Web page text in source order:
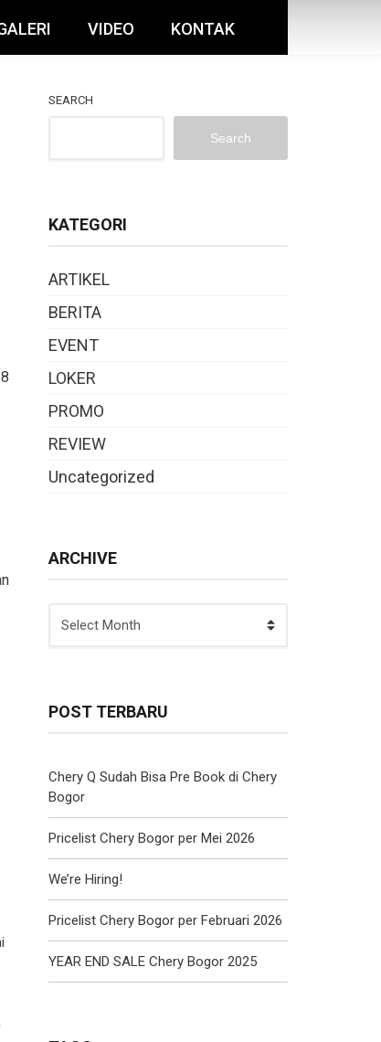
VIDEO KONTAK
SEARCH
Search
KATEGORI
ARTIKEL
BERITA
EVENT
LOKER
PROMO
REVIEW
Uncategorized
ARCHIVE
POST TERBARU
Chery Q Sudah Bisa Pre Book di Chery
Bogor
Pricelist Chery Bogor per Mei 2026
We’re Hiring!
Pricelist Chery Bogor per Februari 2026
YEAR END SALE Chery Bogor 2025